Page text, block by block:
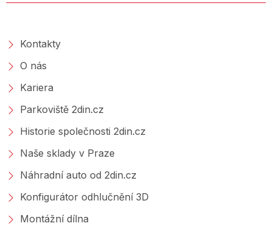
Kontakty
O nás
Kariera
Parkoviště 2din.cz
Historie společnosti 2din.cz
Naše sklady v Praze
Náhradní auto od 2din.cz
Konfigurátor odhlučnění 3D
Montážní dílna